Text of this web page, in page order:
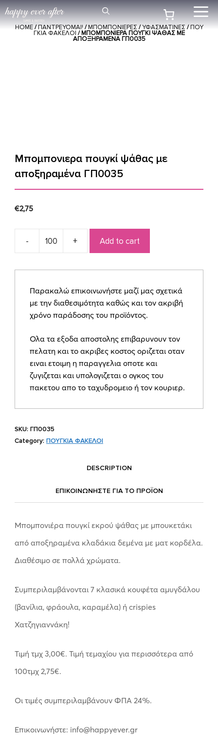
Μετάβαση
σε
περιεχόμενο
HOME/ΠΑΝΤΡΕΥΟΜΑΙ!/ΜΠΟΜΠΟΝΙΕΡΕΣ/ΥΦΑΣΜΑΤΙΝΕΣ/ΠΟΥ
ΓΚΙΑ ΦΑΚΕΛΟΙ / ΜΠΟΜΠΟΝΙΕΡΑ ΠΟΥΓΚΊ ΨΆΘΑΣ ΜΕ
ΑΠΟΞΗΡΑΜΈΝΑ ΓΠ0035
Μπομπονιερα πουγκί ψάθας με
αποξηραμένα ΓΠ0035
€2,75
Μπομπονιερα
ψάθας
αποξηραμένα
ΓΠ0035
quantity
Add to cart
Παρακαλώ επικοινωνήστε μαζί μας σχετικά
με την διαθεσιμότητα καθώς και τον ακριβή
χρόνο παράδοσης του προϊόντος.
Ολα τα εξοδα αποστολης επιβαρυνουν τον
πελατη και το ακριβες κοστος οριζεται οταν
ειναι ετοιμη η παραγγελια οποτε και
ζυγιζεται και υπολογιζεται ο ογκος του
πακετου απο το ταχυδρομειο ή τον κουριερ.
SKU: ΓΠ0035
Category: ΠΟΥΓΚΙΑ ΦΑΚΕΛΟΙ
DESCRIPTION
ΕΠΙΚΟΙΝΩΝΗΣΤΕ ΓΙΑ ΤΟ ΠΡΟΪOΝ
Μπομπονιέρα πουγκί εκρού ψάθας με μπουκετάκι
από αποξηραμένα κλαδάκια δεμένα με ματ κορδέλα.
Διαθέσιμο σε πολλά χρώματα.
Συμπεριλαμβάνονται 7 κλασικά κουφέτα αμυγδάλου
(βανίλια, φράουλα, καραμέλα) ή crispies
Χατζηγιαννάκη!
Τιμή τμχ 3,00€. Τιμή τεμαχίου για περισσότερα από
100τμχ 2,75€.
Οι τιμές συμπεριλαμβάνουν ΦΠΑ 24%.
Επικοινωνήστε: info@happyever.gr